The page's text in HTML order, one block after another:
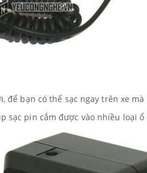
để bạn có thể sạc ngay trên xe
sạc pin cắm được vào nhiều loại